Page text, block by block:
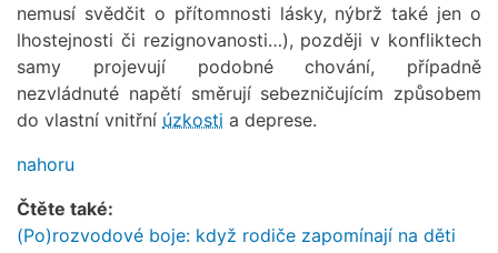
nemusí svědčit o přítomnosti lásky, nýbrž také jen o
lhostejnosti či rezignovanosti…), později v konfliktech
samy projevují podobné chování, případně
nezvládnuté napětí směrují sebezničujícím způsobem
do vlastní vnitřní úzkosti a deprese.
nahoru
Čtěte také:
(Po)rozvodové boje: když rodiče zapomínají na děti